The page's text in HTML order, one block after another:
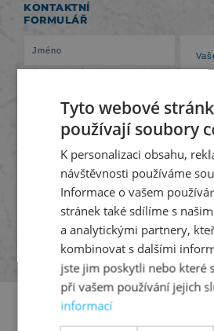
KONTAKTNÍ
FORMULÁŘ
Souhlasím sezpracováním
Tyto webové
používají soubory
K personalizaci obsahu,
návštěvnosti používáme
Informace o vašem
stránek také sdílíme s
a analytickými partnery,
kombinovat s dalšími
jste jim poskytli nebo které
při vašem používání jejich
informací